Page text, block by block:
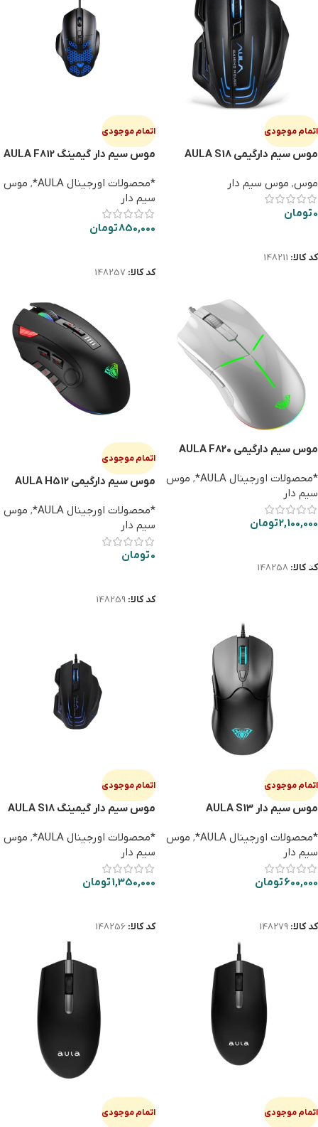
اتمام موجودی
موس سیم دارگیمی AULA S18
موس, موس سیم دار
0تومان
کد کالا: 148211
اتمام موجودی
موس سیم دار گیمینگ AULA F812
*محصولات اورجینال AULA* , موس
سیم دار
850,000تومان
کد کالا: 148257
موس سیم دارگیمی AULA F820
*محصولات اورجینال AULA*
, موس
سیم دار
2,100,000تومان
کد کالا: 148258
اتمام موجودی
موس سیم دارگیمی AULA H512
*محصولات اورجینال AULA* , موس
سیم دار
0تومان
کد کالا: 148259
اتمام موجودی
موس سيم دار AULA S13
*محصولات اورجینال AULA* , موس
سیم دار
600,000تومان
کد کالا: 148279
اتمام موجودی
موس سیم دار گیمینگ AULA S18
*محصولات اورجینال AULA* , موس
سیم دار
1,350,000تومان
کد کالا: 148256
اتمام موجودی اتمام موجودی